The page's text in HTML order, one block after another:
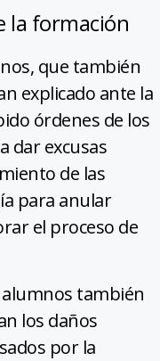
la formación
que también
explicado ante la
órdenes de los
dar excusas
de las
para anular
el proceso de
también
los daños
por la